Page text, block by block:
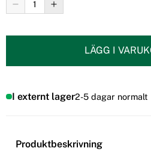
LÄGG I
I externt lager2-5 dagar normalt
Produktbeskrivning